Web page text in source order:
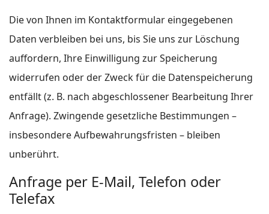
Die von Ihnen im Kontaktformular eingegebenen
Daten verbleiben bei uns, bis Sie uns zur Löschung
auffordern, Ihre Einwilligung zur Speicherung
widerrufen oder der Zweck für die Datenspeicherung
entfällt (z. B. nach abgeschlossener Bearbeitung Ihrer
Anfrage). Zwingende gesetzliche Bestimmungen –
insbesondere Aufbewahrungsfristen – bleiben
unberührt.
Anfrage per E-Mail, Telefon oder
Telefax